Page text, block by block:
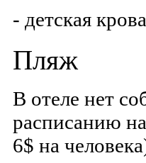
- детская
Пляж
В отеле нет
расписанию
6$ на